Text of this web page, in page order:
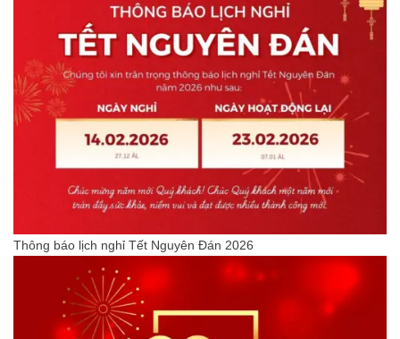
Thông báo lịch nghỉ Tết Nguyên Đán 2026